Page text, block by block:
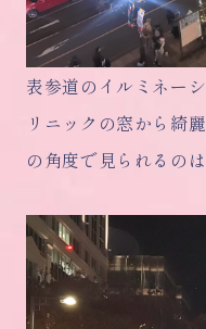
表参道のイルミネー
リニックの窓から綺
の角度で見られるの